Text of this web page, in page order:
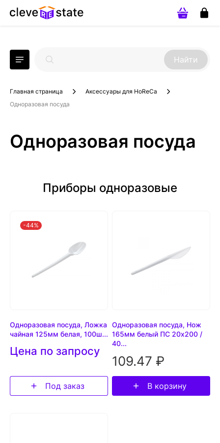
Найти
Главная страница
Аксессуары для HoReCa
Одноразовая посуда
Одноразовая посуда
Приборы одноразовые
-44%
Одноразовая посуда, Ложка
чайная 125мм белая, 100ш...
Цена по запросу
Под заказ
Одноразовая посуда, Нож
165мм белый ПС 20х200 /
40...
109.47 ₽
В корзину